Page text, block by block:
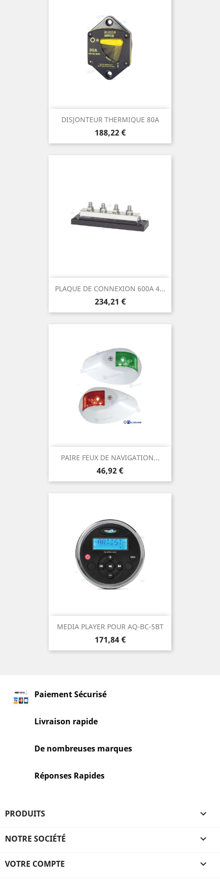
DISJONTEUR THERMIQUE 80A
Prix
188,22 €
PLAQUE DE CONNEXION 600A 4...
Prix
234,21 €
PAIRE FEUX DE NAVIGATION...
Prix
46,92 €
MEDIA PLAYER POUR AQ-BC-5BT
Prix
171,84 €
Paiement Sécurisé
Livraison rapide
De nombreuses marques
Réponses Rapides
PRODUITS 
NOTRE SOCIÉTÉ 
VOTRE COMPTE 